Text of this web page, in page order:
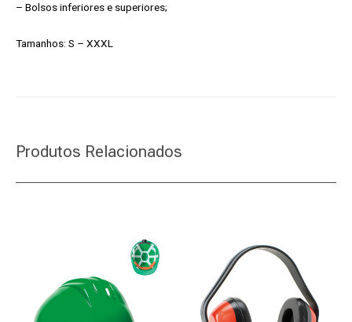
– Bolsos inferiores e superiores;
Tamanhos: S – XXXL
Produtos Relacionados